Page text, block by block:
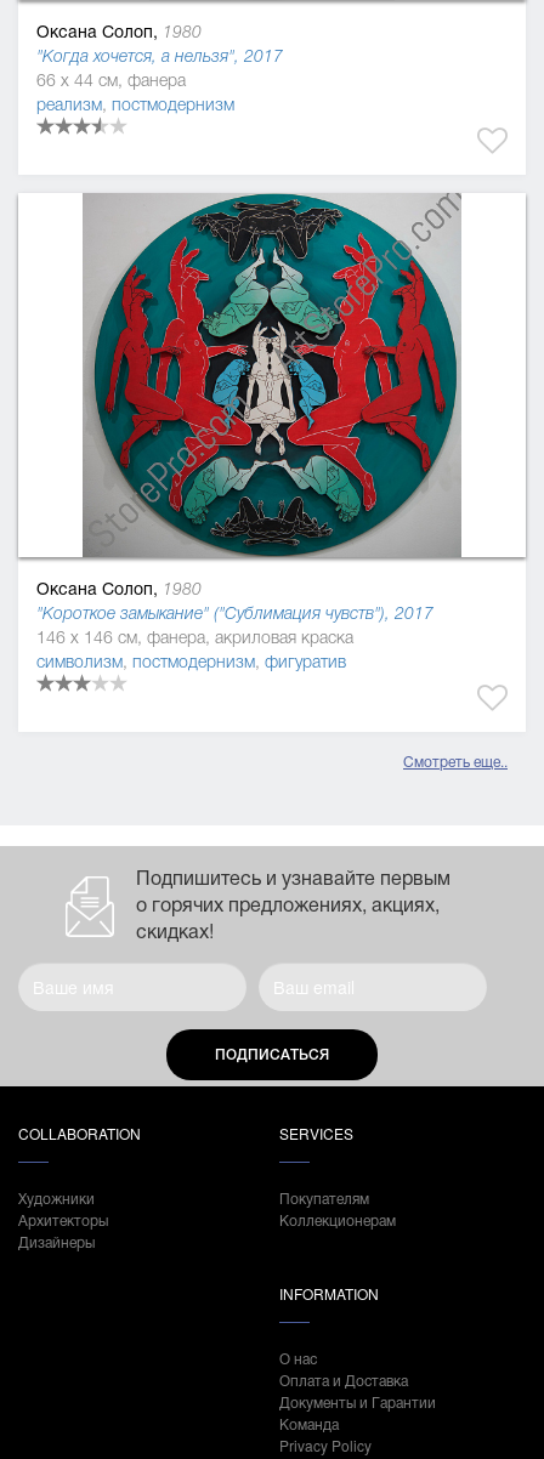
Оксана Солоп, 1980
"Когда хочется, а нельзя", 2017
66 x 44 см, фанера
реализм, постмодернизм
Оксана Солоп, 1980
"Короткое замыкание" ("Сублимация чувств"), 2017
146 x 146 см, фанера, акриловая краска
символизм, постмодернизм, фигуратив
Смотреть еще..
Подпишитесь и узнавайте первым
о горячих предложениях, акциях,
скидках!
ПОДПИСАТЬСЯ
COLLABORATION
Художники
Архитекторы
Дизайнеры
SERVICES
Покупателям
Коллекционерам
INFORMATION
О нас
Оплата и Доставка
Документы и Гарантии
Команда
Privacy Policy